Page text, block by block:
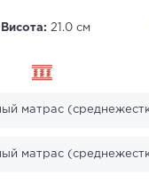
Висота: 21.0 см
матрас
матрас